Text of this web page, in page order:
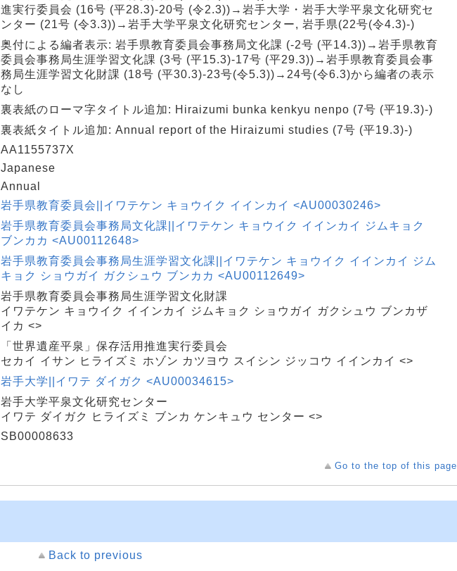
進実行委員会 (16号 (平28.3)-20号 (令2.3))→岩手大学・岩手大学平泉文化研究セ
ンター (21号 (令3.3))→岩手大学平泉文化研究センター, 岩手県(22号(令4.3)-)
奥付による編者表示: 岩手県教育委員会事務局文化課 (-2号 (平14.3))→岩手県教育
委員会事務局生涯学習文化課 (3号 (平15.3)-17号 (平29.3))→岩手県教育委員会事
務局生涯学習文化財課 (18号 (平30.3)-23号(令5.3))→24号(令6.3)から編者の表示
なし
裏表紙のローマ字タイトル追加: Hiraizumi bunka kenkyu nenpo (7号 (平19.3)-)
裏表紙タイトル追加: Annual report of the Hiraizumi studies (7号 (平19.3)-)
AA1155737X
Japanese
Annual
岩手県教育委員会||イワテケン キョウイク イインカイ <AU00030246>
岩手県教育委員会事務局文化課||イワテケン キョウイク イインカイ ジムキョク
ブンカカ <AU00112648>
岩手県教育委員会事務局生涯学習文化課||イワテケン キョウイク イインカイ ジム
キョク ショウガイ ガクシュウ ブンカカ <AU00112649>
岩手県教育委員会事務局生涯学習文化財課
イワテケン キョウイク イインカイ ジムキョク ショウガイ ガクシュウ ブンカザ
イカ <>
「世界遺産平泉」保存活用推進実行委員会
セカイ イサン ヒライズミ ホゾン カツヨウ スイシン ジッコウ イインカイ <>
岩手大学||イワテ ダイガク <AU00034615>
岩手大学平泉文化研究センター
イワテ ダイガク ヒライズミ ブンカ ケンキュウ センター <>
SB00008633
Go to the top of this page
Back to previous